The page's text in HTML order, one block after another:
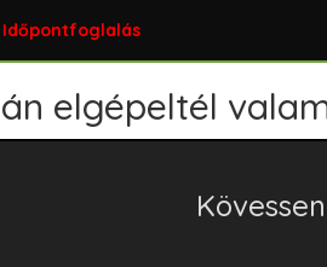
Időpontfoglalás
elgépeltél